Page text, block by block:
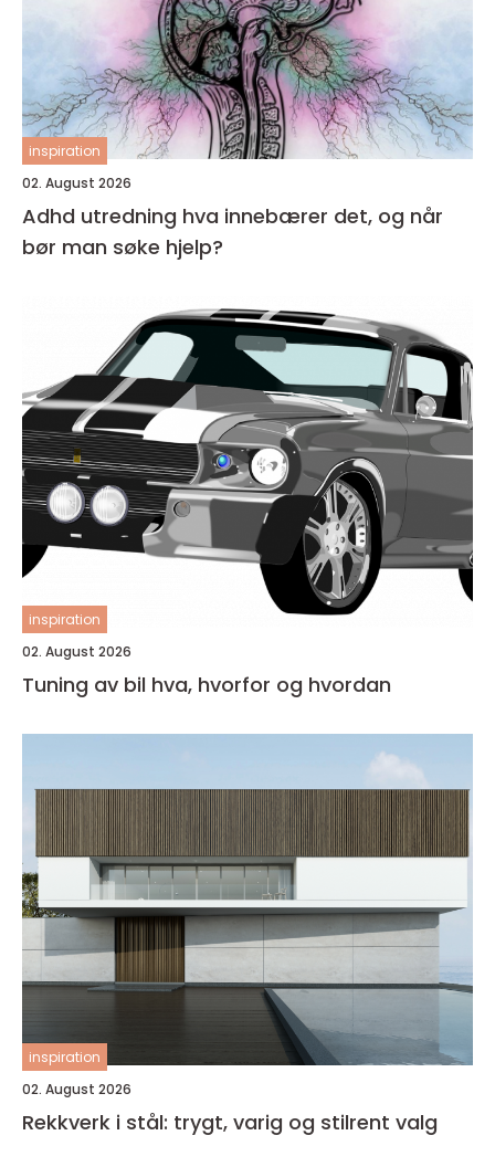
inspiration
02. August 2026
Adhd utredning hva innebærer det, og når
bør man søke hjelp?
inspiration
02. August 2026
Tuning av bil hva, hvorfor og hvordan
inspiration
02. August 2026
Rekkverk i stål: trygt, varig og stilrent valg